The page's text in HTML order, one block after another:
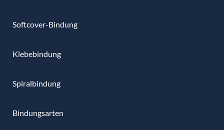
Softcover-Bindung
Klebebindung
Spiralbindung
Bindungsarten